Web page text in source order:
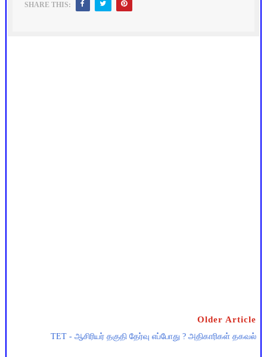
SHARE THIS:
Older Article
TET - ஆசிரியர் தகுதி தேர்வு எப்போது ? அதிகாரிகள் தகவல்